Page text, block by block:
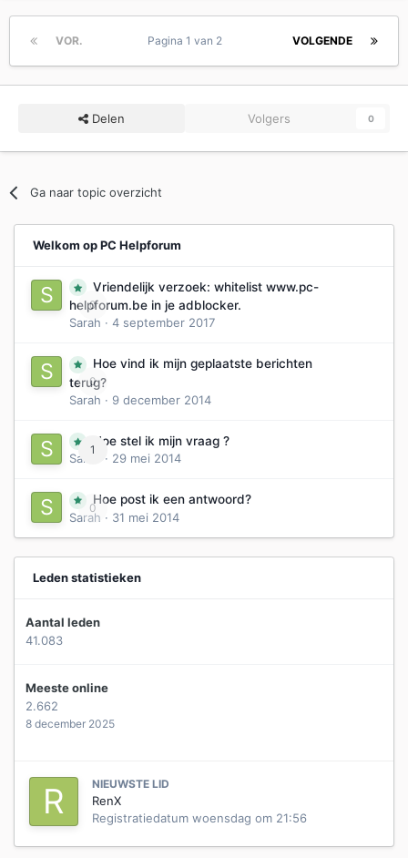
VOR. VOLGENDE
Pagina 1 van 2
Delen Volgers 0
Ga naar topic overzicht
Welkom op PC Helpforum
0
Vriendelijk verzoek: whitelist www.pc-
helpforum.be in je adblocker.
Sarah · 4 september 2017
0
Hoe vind ik mijn geplaatste berichten
terug?
Sarah · 9 december 2014
1
Hoe stel ik mijn vraag ?
Sarah
· 29 mei 2014
0
Hoe post ik een antwoord?
Sarah · 31 mei 2014
Leden statistieken
Aantal leden
41.083
Meeste online
2.662
8 december 2025
NIEUWSTE LID
RenX
Registratiedatum woensdag om 21:56